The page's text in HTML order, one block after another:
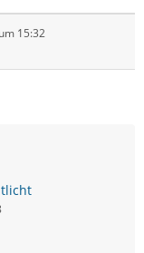
15:32